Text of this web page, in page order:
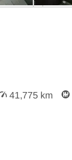
41,775 km